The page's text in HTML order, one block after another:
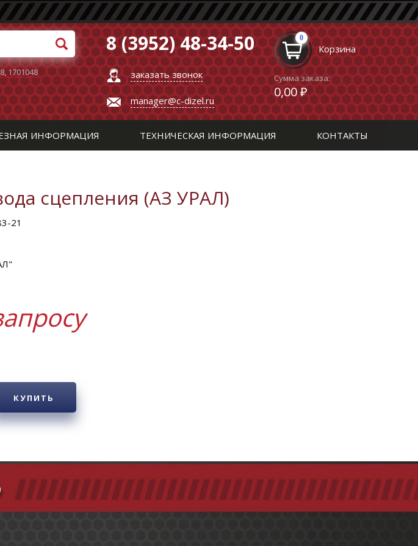
,1701048
8 (3952) 48-34-50
заказать звонок
manager@c-dizel.ru
0
Корзина
Сумма заказа:
0,00 ₽
ИНФОРМАЦИЯ ТЕХНИЧЕСКАЯ ИНФОРМАЦИЯ КОНТАКТЫ
сцепления (АЗ УРАЛ)
21
КУПИТЬ